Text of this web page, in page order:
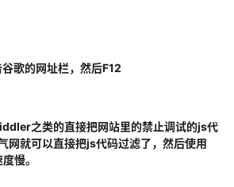
汇编
linux
docker入门
谷歌的网址栏，然后F12
之类的直接把网站里的禁止调试的js代
网就可以直接把js代码过滤了，然后使用
慢。